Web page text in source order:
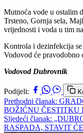
Mutnoća vode u ostalim
Trsteno, Gornja sela,
vrijednosti i voda u tim
Kontrola i dezinfekcija
Vodovod će pravodobno
Vodovod Dubrovnik
Podijeli:
Prethodni članak:
BOŽIĆNU ČESTITKU
Sljedeći članak:
RASPADA, STAVIT